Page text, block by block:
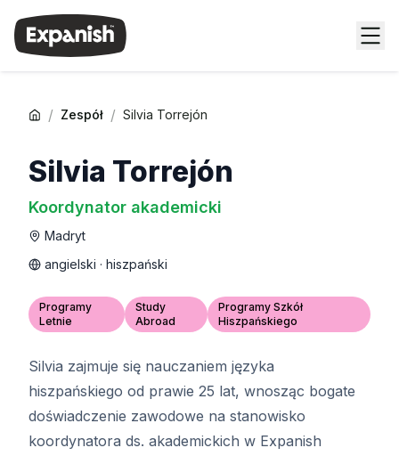
/ Zespół / Silvia Torrejón
Silvia Torrejón
Koordynator akademicki
Madryt
angielski · hiszpański
Programy
Letnie
Study
Abroad
Programy Szkół
Hiszpańskiego
Silvia zajmuje się nauczaniem języka
hiszpańskiego od prawie 25 lat, wnosząc bogate
doświadczenie zawodowe na stanowisko
koordynatora ds. akademickich w Expanish